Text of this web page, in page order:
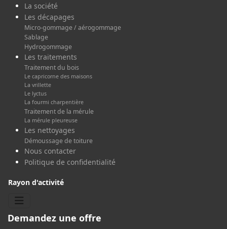
La société
Les décapages
Micro-gommage / aérogommage
Sablage
Hydrogommage
Les traitements
Traitement du bois
Le capricorne des maisons
La vrillette
Le lyctus
La fourmi charpentière
Traitement de la mérule
La mérule pleureuse
Les nettoyages
Démoussage de toiture
Nous contacter
Politique de confidentialité
Rayon d'activité
Demandez une offre